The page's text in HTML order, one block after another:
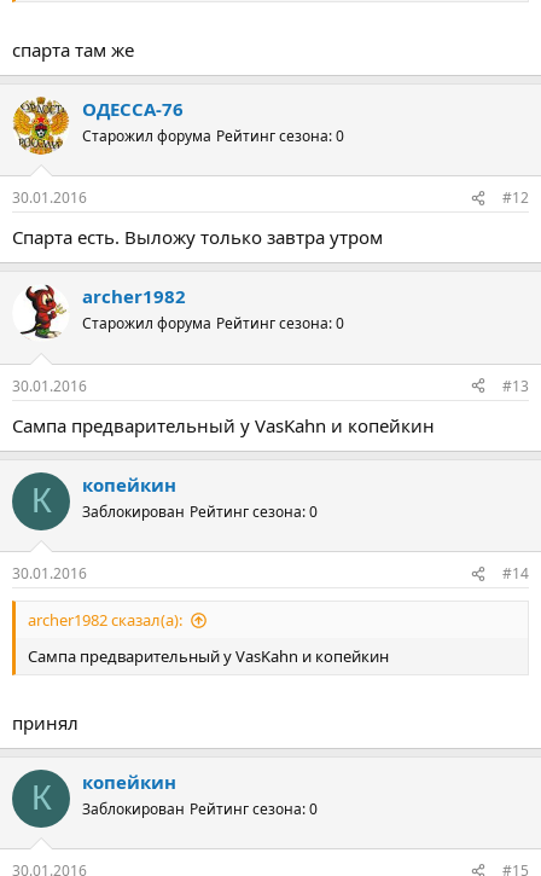
спарта там же
ОДЕССА-76
Старожил форума Рейтинг сезона: 0
30.01.2016 #12
Спарта есть. Выложу только завтра утром
archer1982
Старожил форума Рейтинг сезона: 0
30.01.2016 #13
Сампа предварительный у VasKahn и копейкин
К копейкин
Заблокирован Рейтинг сезона: 0
30.01.2016 #14
archer1982 сказал(а):
Сампа предварительный у VasKahn и копейкин
принял
К копейкин
Заблокирован Рейтинг сезона: 0
30.01.2016 #15